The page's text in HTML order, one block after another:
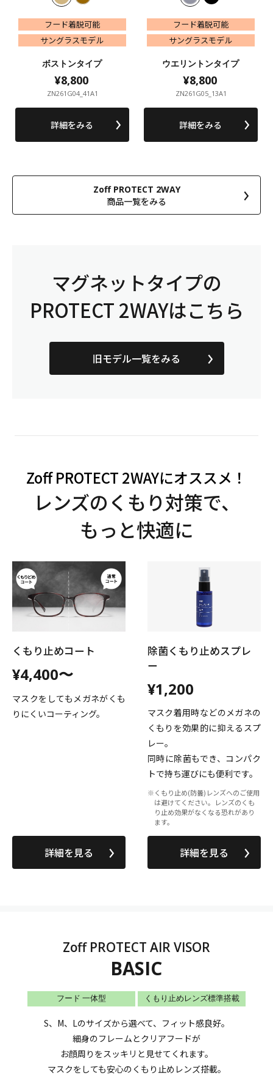
フード着脱可能
サングラスモデル
ボストンタイプ
¥8,800
ZN261G04_41A1
詳細をみる
フード着脱可能
サングラスモデル
¥8,800
フード着脱可能
サングラスモデル
ウエリントンタイプ
¥8,800
ZN261G05_13A1
詳細をみる
フード着脱可能
サングラスモデル
¥8,800
Zoff PROTECT 2WAY
商品一覧をみる
マグネットタイプの
PROTECT 2WAYはこちら
旧モデル一覧をみる
Zoff PROTECT 2WAYにオススメ！
レンズのくもり対策で、
もっと快適に
くもり止めコート
¥4,400〜
マスクをしてもメガネがくも
りにくいコーティング。
詳細を見る
除菌くもり止めスプレ
ー
¥1,200
マスク着用時などのメガネの
くもりを効果的に抑えるスプ
レー。
同時に除菌もでき、コンパク
トで持ち運びにも便利です。
※くもり止め(防曇)レンズへのご使用
は避けてください。レンズのくも
り止め効果がなくなる恐れがあり
ます。
詳細を見る
Zoff PROTECT AIR VISOR
BASIC
フード 一体型 くもり止めレンズ標準搭載
S、M、Lのサイズから選べて、フィット感良好。
細身のフレームとクリアフードが
お顔周りをスッキリと見せてくれます。
マスクをしても安心のくもり止めレンズ搭載。